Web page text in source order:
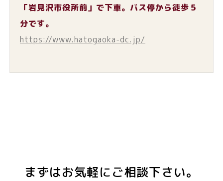
「岩見沢市役所前」で下車。バス停から徒歩５
分です。
https://www.hatogaoka-dc.jp/
まずはお気軽にご相談下さい。